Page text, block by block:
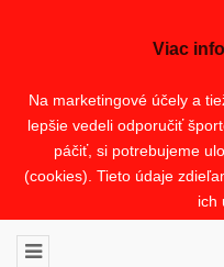
Viac
Na marketingové účely a
lepšie vedeli odporučiť
páčiť, si potrebujeme
(cookies). Tieto údaje
ich